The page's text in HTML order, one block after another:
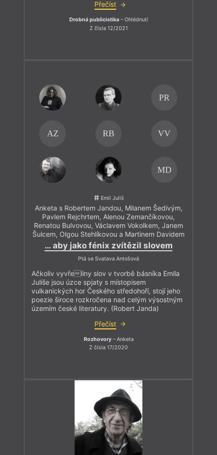
Přečíst
Drobná publicistika– Ohlédnutí
Z čísla 12/2021
PR
AZ RB VV
MD
Emil Juliš
Anketa s Robertem Jandou, Milanem Šedivým,
Pavlem Rejchrtem, Alenou Zemančíkovou,
Renatou Bulvovou, Václavem Vokolkem, Janem
Šulcem, Olgou Stehlíkovou a Martinem Davidem
… aby jako fénix zvítězil slovem
Ptá se Svatava Antošová
Ačkoliv vyvřeliny slov v tvorbě básníka Emila
Juliše jsou úzce spjaty s místopisem
vulkanických hor Českého středohoří, stojí jeho
poezie široce rozkročena nad celým výsostným
územím české literatury. (Robert Janda)
Přečíst
Rozhovory– Anketa
Z čísla 17/2020